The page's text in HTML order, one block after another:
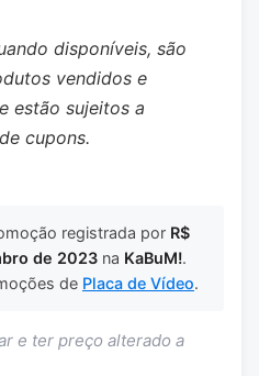
disponíveis, são
vendidos e
estão sujeitos a
cupons.
registrada por R$
de 2023 na KaBuM!.
de Placa de Vídeo.
e ter preço alterado a